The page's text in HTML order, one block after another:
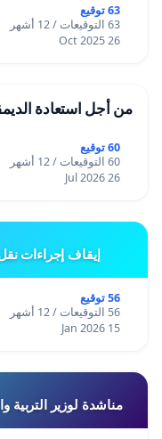
63 توقيع
63 التوقيعات / 12 أشهر
26 Oct 2025
من أجل استعادة
60 توقيع
60 التوقيعات / 12 أشهر
26 Jul 2026
إيقاف إجراءات
56 توقيع
56 التوقيعات / 12 أشهر
15 Jan 2026
مناشدة لوزير التربية